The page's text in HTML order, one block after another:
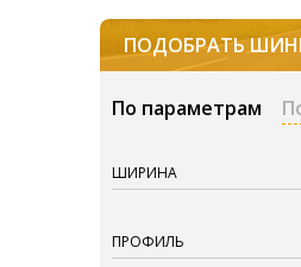
ПОДОБРАТЬ
По параметрам
ШИРИНА
ПРОФИЛЬ